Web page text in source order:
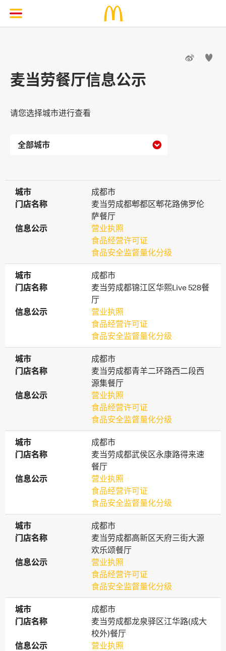
 
麦当劳餐厅信息公示
请您选择城市进行查看

城市
城市
成都市
门店名称
门店名称
麦当劳成都郫都区郫花路佛罗伦
萨餐厅
信息公示
信息公示
营业执照
食品经营许可证
食品安全监督量化分级
城市
城市
成都市
门店名称
门店名称
麦当劳成都锦江区华熙Live 528餐
厅
信息公示
信息公示
营业执照
食品经营许可证
食品安全监督量化分级
城市
城市
成都市
门店名称
门店名称
麦当劳成都青羊二环路西二段西
源集餐厅
信息公示
信息公示
营业执照
食品经营许可证
食品安全监督量化分级
城市
城市
成都市
门店名称
门店名称
麦当劳成都武侯区永康路得来速
餐厅
信息公示
信息公示
营业执照
食品经营许可证
食品安全监督量化分级
城市
城市
成都市
门店名称
门店名称
麦当劳成都高新区天府三街大源
欢乐颂餐厅
信息公示
信息公示
营业执照
食品经营许可证
食品安全监督量化分级
城市
城市
成都市
门店名称
门店名称
麦当劳成都龙泉驿区江华路(成大
校外)餐厅
信息公示
信息公示
营业执照